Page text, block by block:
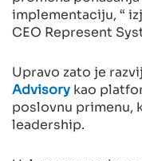
implementaciju, “
CEO Represent
Upravo zato je
Advisory kao
poslovnu primenu,
leadership.